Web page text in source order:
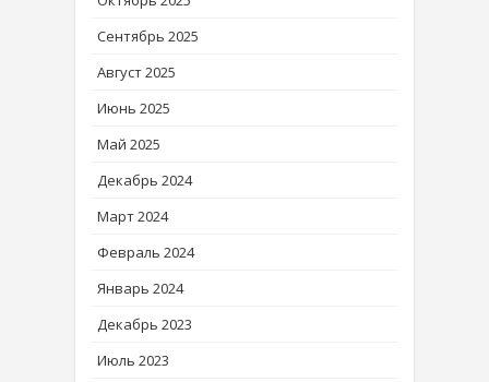
Сентябрь 2025
Август 2025
Июнь 2025
Май 2025
Декабрь 2024
Март 2024
Февраль 2024
Январь 2024
Декабрь 2023
Июль 2023